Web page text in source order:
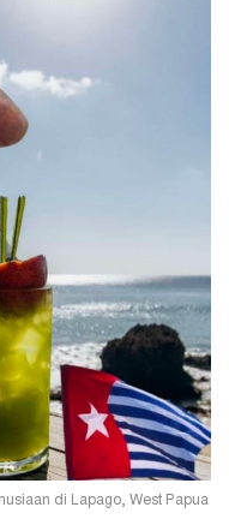
di Lapago, West Papua